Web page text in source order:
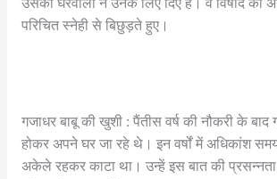
उसकी घरवाली ने उनके लिए दिए हैं। वे विषाद
परिचित स्नेही से बिछुड़ते हुए।
गजाधर बाबू की खुशी : पैंतीस वर्ष की नौकरी के बाद
होकर अपने घर जा रहे थे। इन वर्षों में अधिकांश
अकेले रहकर काटा था। उन्हें इस बात की